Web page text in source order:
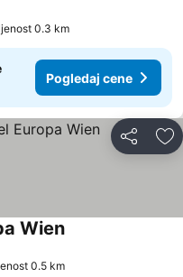
0.3 km
Pogledaj cene
Deli
Wien
0.5 km